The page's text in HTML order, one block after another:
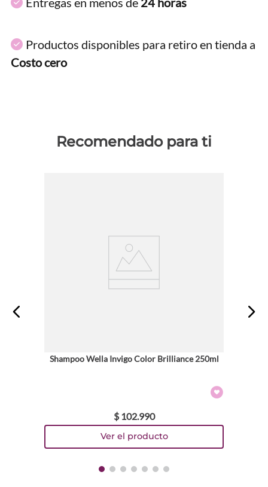
Productos disponibles para retiro en tienda a
Costo cero
Recomendado para ti
Shampoo Wella Invigo Color Brilliance 250ml
$ 102.990